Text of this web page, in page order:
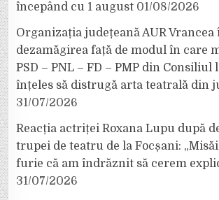
începând cu 1 august 01/08/2026
Organizația județeană AUR
dezamăgirea față de modul în care
PSD – PNL – FD – PMP din Consiliul
înțeles să distrugă arta teatrală din
31/07/2026
Reacția actriței Roxana Lupu după
trupei de teatru de la Focșani:
furie că am îndrăznit să cerem
31/07/2026